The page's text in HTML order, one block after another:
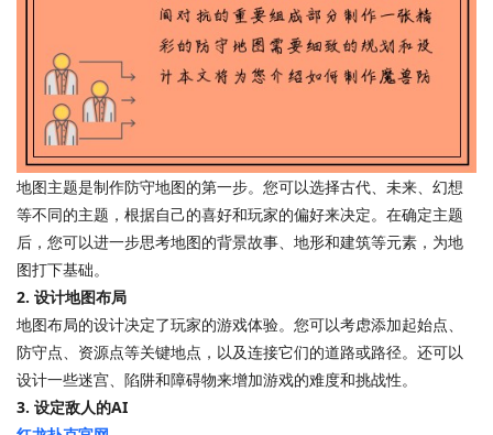
地图主题是制作防守地图的第一步。您可以选择古代、未来、幻想
等不同的主题，根据自己的喜好和玩家的偏好来决定。在确定主题
后，您可以进一步思考地图的背景故事、地形和建筑等元素，为地
图打下基础。
2. 设计地图布局
地图布局的设计决定了玩家的游戏体验。您可以考虑添加起始点、
防守点、资源点等关键地点，以及连接它们的道路或路径。还可以
设计一些迷宫、陷阱和障碍物来增加游戏的难度和挑战性。
3. 设定敌人的AI